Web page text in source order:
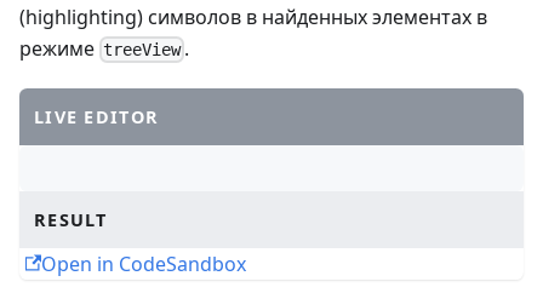
(highlighting) символов в найденных элементах в
режиме treeView .
LIVE EDITOR
RESULT
Open in CodeSandbox